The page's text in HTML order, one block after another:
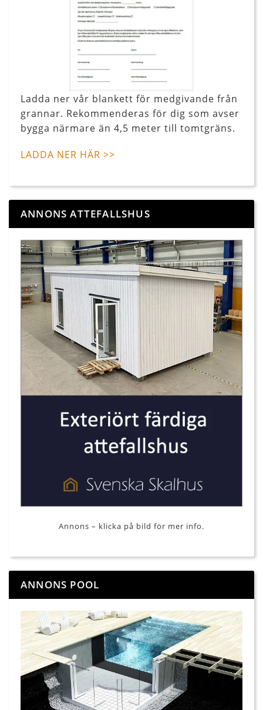
Ladda ner vår blankett för medgivande från
grannar. Rekommenderas för dig som avser
bygga närmare än 4,5 meter till tomtgräns.
LADDA NER HÄR >>
ANNONS ATTEFALLSHUS
Annons – klicka på bild för mer info.
ANNONS POOL